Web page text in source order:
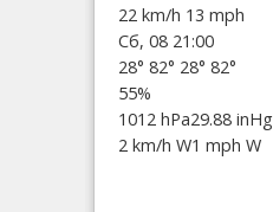
22 km/h 13 mph
Сб, 08 21:00
28° 82° 28° 82°
55%
1012 hPa29.88 inHg
2 km/h W1 mph W